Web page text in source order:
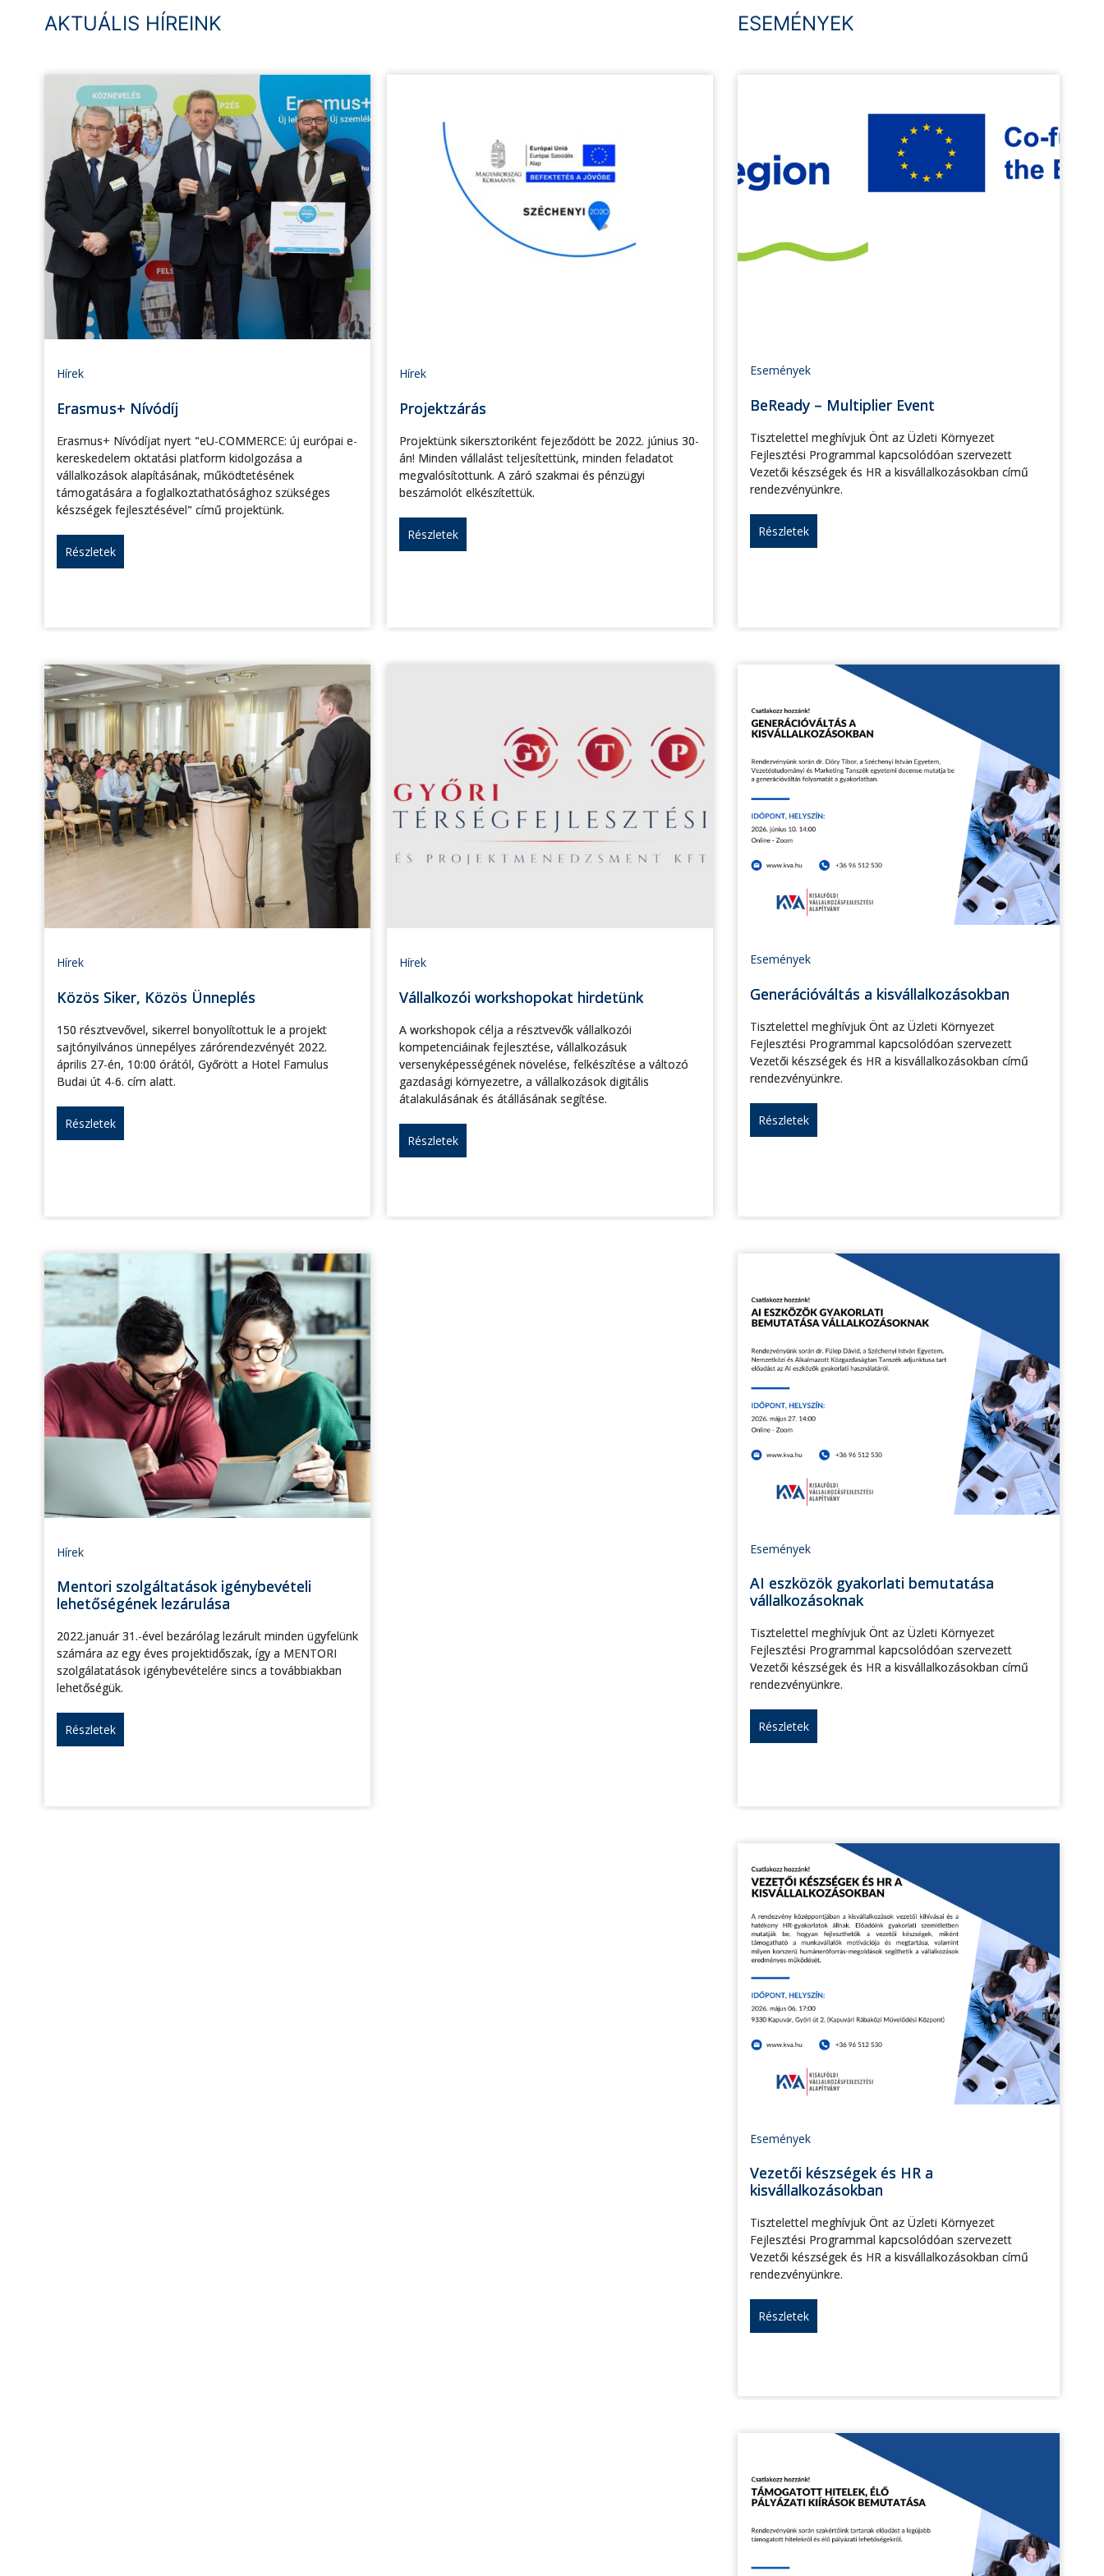
AKTUÁLIS HÍREINK
Hírek
Erasmus+ Nívódíj
Erasmus+ Nívódíjat nyert "eU-COMMERCE: új európai e-
kereskedelem oktatási platform kidolgozása a
vállalkozások alapításának, működtetésének
támogatására a foglalkoztathatósághoz szükséges
készségek fejlesztésével" című projektünk.
Részletek
Hírek
Projektzárás
Projektünk sikersztoriként fejeződött be 2022. június 30-
án! Minden vállalást teljesítettünk, minden feladatot
megvalósítottunk. A záró szakmai és pénzügyi
beszámolót elkészítettük.
Részletek
Hírek
Közös Siker, Közös Ünneplés
150 résztvevővel, sikerrel bonyolítottuk le a projekt
sajtónyilvános ünnepélyes zárórendezvényét 2022.
április 27-én, 10:00 órától, Győrött a Hotel Famulus
Budai út 4-6. cím alatt.
Részletek
Hírek
Vállalkozói workshopokat hirdetünk
A workshopok célja a résztvevők vállalkozói
kompetenciáinak fejlesztése, vállalkozásuk
versenyképességének növelése, felkészítése a változó
gazdasági környezetre, a vállalkozások digitális
átalakulásának és átállásának segítése.
Részletek
Hírek
Mentori szolgáltatások igénybevételi
lehetőségének lezárulása
2022.január 31.-ével bezárólag lezárult minden ügyfelünk
számára az egy éves projektidőszak, így a MENTORI
szolgálatatások igénybevételére sincs a továbbiakban
lehetőségük.
Részletek
ESEMÉNYEK
Események
BeReady – Multiplier Event
Tisztelettel meghívjuk Önt az Üzleti Környezet
Fejlesztési Programmal kapcsolódóan szervezett
Vezetői készségek és HR a kisvállalkozásokban című
rendezvényünkre.
Részletek
Események
Generációváltás a kisvállalkozásokban
Tisztelettel meghívjuk Önt az Üzleti Környezet
Fejlesztési Programmal kapcsolódóan szervezett
Vezetői készségek és HR a kisvállalkozásokban című
rendezvényünkre.
Részletek
Események
AI eszközök gyakorlati bemutatása
vállalkozásoknak
Tisztelettel meghívjuk Önt az Üzleti Környezet
Fejlesztési Programmal kapcsolódóan szervezett
Vezetői készségek és HR a kisvállalkozásokban című
rendezvényünkre.
Részletek
Események
Vezetői készségek és HR a
kisvállalkozásokban
Tisztelettel meghívjuk Önt az Üzleti Környezet
Fejlesztési Programmal kapcsolódóan szervezett
Vezetői készségek és HR a kisvállalkozásokban című
rendezvényünkre.
Részletek